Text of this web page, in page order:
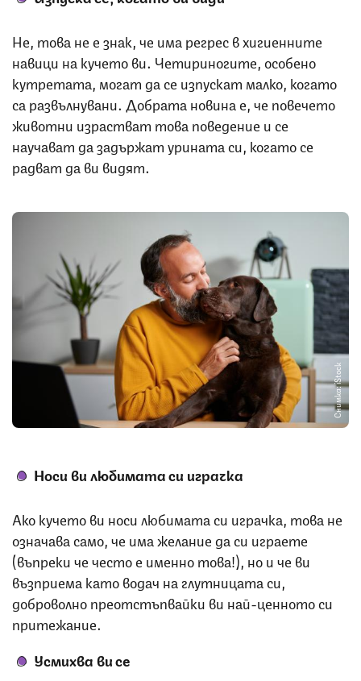
Не, това не е знак, че има регрес в хигиенните
навици на кучето ви. Четириногите, особено
кутретата, могат да се изпускат малко, когато
са развълнувани. Добрата новина е, че повечето
животни израстват това поведение и се
научават да задържат урината си, когато се
радват да ви видят.
Снимка: iStock
Носи ви любимата си играчка
Ако кучето ви носи любимата си играчка, това не
означава само, че има желание да си играете
(въпреки че често е именно това!), но и че ви
възприема като водач на глутницата си,
доброволно преотстъпвайки ви най-ценното си
притежание.
Усмихва ви се